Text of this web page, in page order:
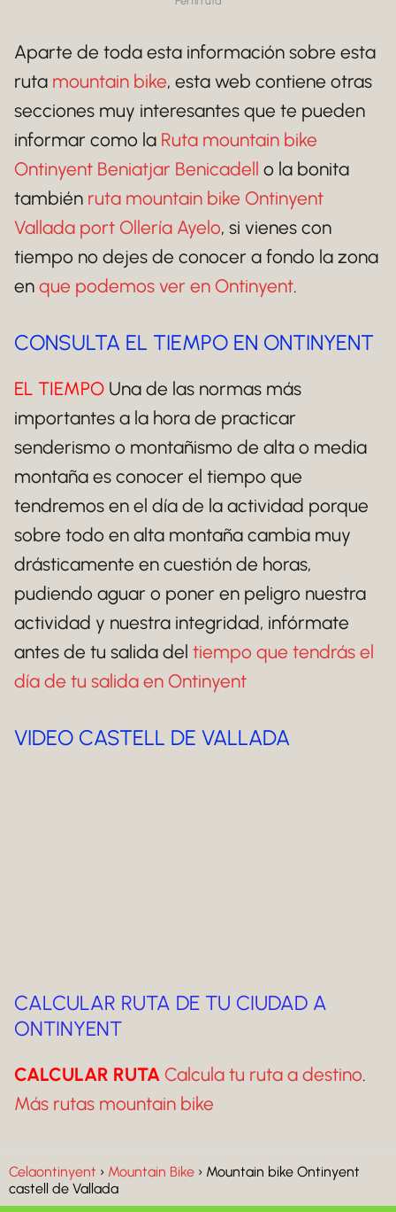
Aparte de toda esta información sobre esta
ruta mountain bike, esta web contiene otras
secciones muy interesantes que te pueden
informar como la Ruta mountain bike
Ontinyent Beniatjar Benicadell o la bonita
también ruta mountain bike Ontinyent
Vallada port Ollería Ayelo, si vienes con
tiempo no dejes de conocer a fondo la zona
en que podemos ver en Ontinyent.
CONSULTA EL TIEMPO EN ONTINYENT
EL TIEMPO Una de las normas más
importantes a la hora de practicar
senderismo o montañismo de alta o media
montaña es conocer el tiempo que
tendremos en el día de la actividad porque
sobre todo en alta montaña cambia muy
drásticamente en cuestión de horas,
pudiendo aguar o poner en peligro nuestra
actividad y nuestra integridad, infórmate
antes de tu salida del tiempo que tendrás el
día de tu salida en Ontinyent
VIDEO CASTELL DE VALLADA
CALCULAR RUTA DE TU CIUDAD A
ONTINYENT
CALCULAR RUTA Calcula tu ruta a destino.
Más rutas mountain bike
Celaontinyent Mountain Bike
Mountain bike Ontinyent
castell de Vallada